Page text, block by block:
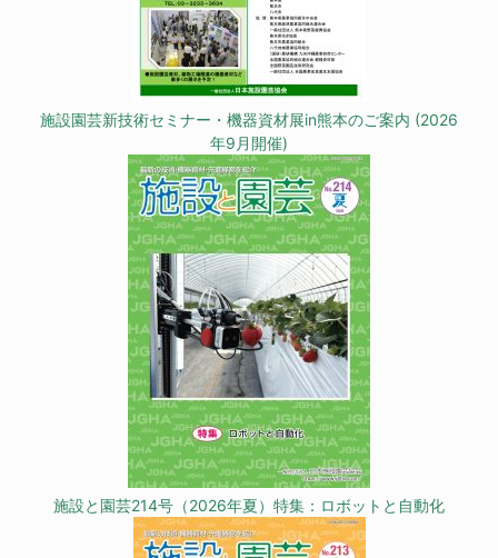
施設園芸新技術セミナー・機器資材展in熊本のご案内 (2026
年9月開催)
施設と園芸214号（2026年夏）特集：ロボットと自動化